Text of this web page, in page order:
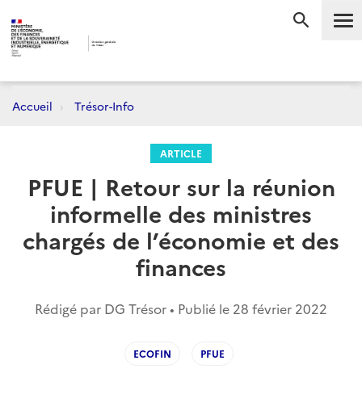
Accueil Trésor-Info
ARTICLE
PFUE | Retour sur la réunion
informelle des ministres
chargés de l’économie et des
finances
Rédigé par DG Trésor • Publié le 28 février 2022
ECOFIN PFUE